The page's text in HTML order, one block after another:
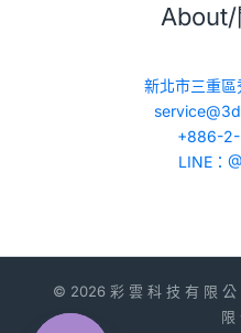
About/
新北市三重
+886-
LINE：
© 2026 彩 雲 科 技 有 限
限